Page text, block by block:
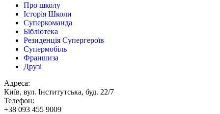
Про школу
Історія Школи
Суперкоманда
Бібліотека
Резиденція Супергероїв
Супермобіль
Франшиза
Друзі
Адреса:
Київ, вул. Інститутська, буд. 22/7
Телефон:
+38 093 455 9009